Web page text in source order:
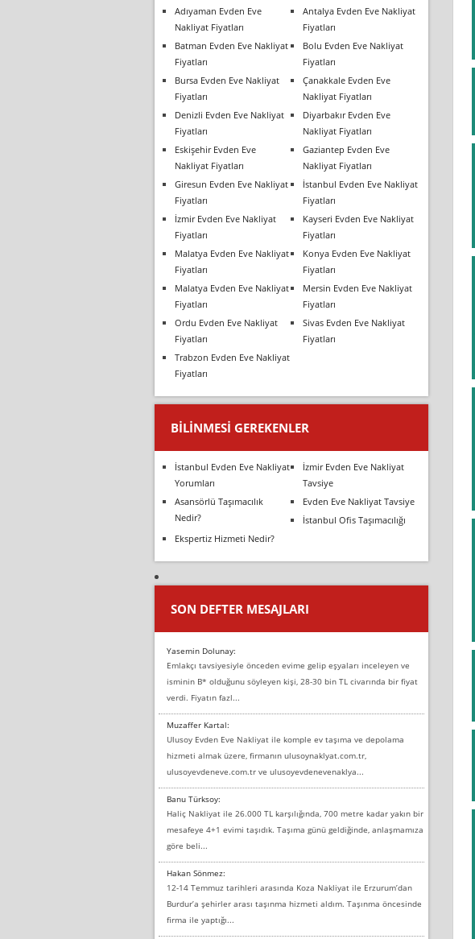
Adıyaman Evden Eve
Nakliyat Fiyatları
Antalya Evden Eve Nakliyat
Fiyatları
Batman Evden Eve Nakliyat
Fiyatları
Bolu Evden Eve Nakliyat
Fiyatları
Bursa Evden Eve Nakliyat
Fiyatları
Çanakkale Evden Eve
Nakliyat Fiyatları
Denizli Evden Eve Nakliyat
Fiyatları
Diyarbakır Evden Eve
Nakliyat Fiyatları
Eskişehir Evden Eve
Nakliyat Fiyatları
Gaziantep Evden Eve
Nakliyat Fiyatları
Giresun Evden Eve Nakliyat
Fiyatları
İstanbul Evden Eve Nakliyat
Fiyatları
İzmir Evden Eve Nakliyat
Fiyatları
Kayseri Evden Eve Nakliyat
Fiyatları
Malatya Evden Eve Nakliyat
Fiyatları
Konya Evden Eve Nakliyat
Fiyatları
Malatya Evden Eve Nakliyat
Fiyatları
Mersin Evden Eve Nakliyat
Fiyatları
Ordu Evden Eve Nakliyat
Fiyatları
Sivas Evden Eve Nakliyat
Fiyatları
Trabzon Evden Eve Nakliyat
Fiyatları
BILINMESI GEREKENLER
İstanbul Evden Eve Nakliyat
Yorumları
İzmir Evden Eve Nakliyat
Tavsiye
Asansörlü Taşımacılık
Nedir?
Evden Eve Nakliyat Tavsiye
İstanbul Ofis Taşımacılığı
Ekspertiz Hizmeti Nedir?
SON DEFTER MESAJLARI
Yasemin Dolunay:
Emlakçı tavsiyesiyle önceden evime gelip eşyaları inceleyen ve
isminin B* olduğunu söyleyen kişi, 28-30 bin TL civarında bir fiyat
verdi. Fiyatın fazl...
Muzaffer Kartal:
Ulusoy Evden Eve Nakliyat ile komple ev taşıma ve depolama
hizmeti almak üzere, firmanın ulusoynaklyat.com.tr,
ulusoyevdeneve.com.tr ve ulusoyevdenevenaklya...
Banu Türksoy:
Haliç Nakliyat ile 26.000 TL karşılığında, 700 metre kadar yakın bir
mesafeye 4+1 evimi taşıdık. Taşıma günü geldiğinde, anlaşmamıza
göre beli...
Hakan Sönmez:
12-14 Temmuz tarihleri arasında Koza Nakliyat ile Erzurum’dan
Burdur’a şehirler arası taşınma hizmeti aldım. Taşınma öncesinde
firma ile yaptığı...